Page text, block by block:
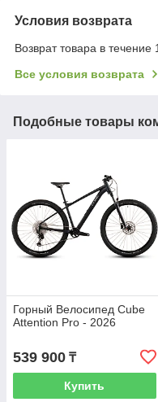
Условия возврата
Возврат товара в течение
Все условия возврата
Подобные товары
Горный Велосипед Cube
Attention Pro - 2026
539 900 ₸
Купить